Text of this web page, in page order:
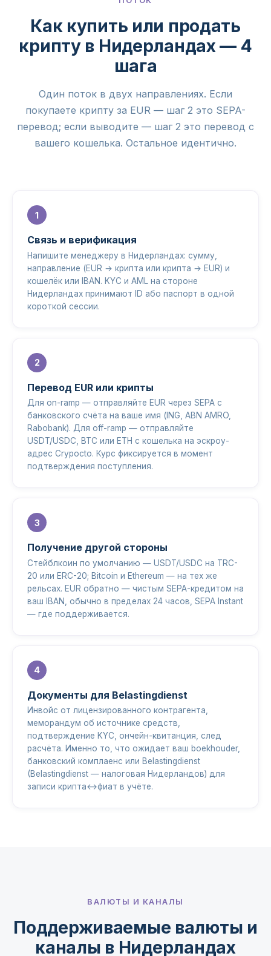
Как купить или продать
крипту в Нидерландах — 4
шага
Один поток в двух направлениях. Если
покупаете крипту за EUR — шаг 2 это SEPA-
перевод; если выводите — шаг 2 это перевод с
вашего кошелька. Остальное идентично.
Связь и верификация
Напишите менеджеру в Нидерландах: сумму,
направление (EUR → крипта или крипта → EUR) и
кошелёк или IBAN. KYC и AML на стороне
Нидерландах принимают ID або паспорт в одной
короткой сессии.
Перевод EUR или крипты
Для on-ramp — отправляйте EUR через SEPA с
банковского счёта на ваше имя (ING, ABN AMRO,
Rabobank). Для off-ramp — отправляйте
USDT/USDC, BTC или ETH с кошелька на эскроу-
адрес Crypocto. Курс фиксируется в момент
подтверждения поступления.
Получение другой стороны
Стейблкоин по умолчанию — USDT/USDC на TRC-
20 или ERC-20; Bitcoin и Ethereum — на тех же
рельсах. EUR обратно — чистым SEPA-кредитом на
ваш IBAN, обычно в пределах 24 часов, SEPA Instant
— где поддерживается.
Документы для Belastingdienst
Инвойс от лицензированного контрагента,
меморандум об источнике средств,
подтверждение KYC, ончейн-квитанция, след
расчёта. Именно то, что ожидает ваш boekhouder,
банковский комплаенс или Belastingdienst
(Belastingdienst — налоговая Нидерландов) для
записи крипта↔фиат в учёте.
ВАЛЮТЫ И КАНАЛЫ
Поддерживаемые валюты и
каналы в Нидерландах